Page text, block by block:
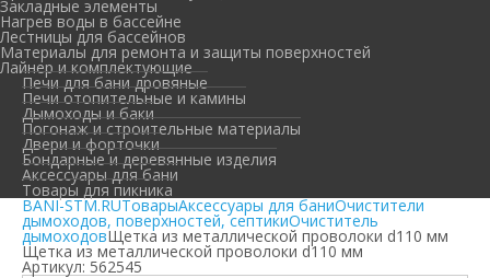
Закладные элементы
Нагрев воды в бассейне
Лестницы для бассейнов
Материалы для ремонта и защиты поверхностей
Лайнер и комплектующие
Печи для бани дровяные
Печи отопительные и камины
Дымоходы и баки
Погонаж и строительные материалы
Двери и форточки
Бондарные и деревянные изделия
Аксессуары для бани
Товары для пикника
BANI-STM.RUТоварыАксессуары для баниОчистители
дымоходов, поверхностей, септикиОчиститель
дымоходовЩетка из металлической проволоки d110 мм
Щетка из металлической проволоки d110 мм
Артикул: 562545